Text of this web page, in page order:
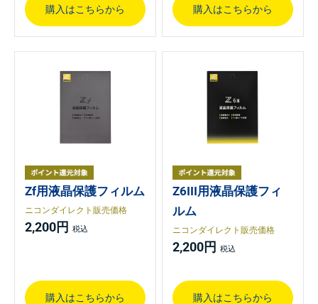
購入はこちらから 購入はこちらから
Zf用液晶保護フィルム
ニコンダイレクト販売価格
2,200円
購入はこちらから
Z6III用液晶保護フィ
ルム
ニコンダイレクト販売価格
2,200円
購入はこちらから